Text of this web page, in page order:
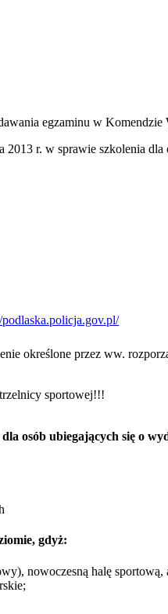
egzaminu w
r. w sprawie szkolenia
podlaska.policja.gov.pl/
określone przez ww.
strzelnicy sportowej!!!
osób ubiegających się o
gdyż:
nowoczesną halę